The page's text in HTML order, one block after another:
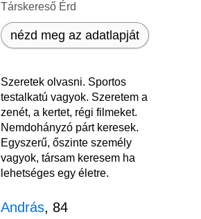
Társkereső Érd
nézd meg az adatlapját
Szeretek olvasni. Sportos
testalkatú vagyok. Szeretem a
zenét, a kertet, régi filmeket.
Nemdohányzó párt keresek.
Egyszerű, őszinte személy
vagyok, társam keresem ha
lehetséges egy életre.
András, 84